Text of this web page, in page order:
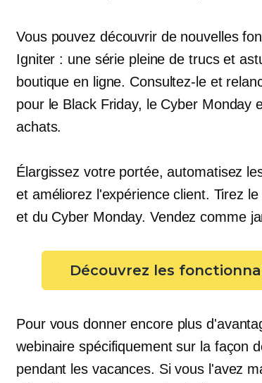
Vous pouvez découvrir de nouvelles
Igniter : une série pleine de trucs et
boutique en ligne. Consultez-le et
pour le Black Friday, le Cyber Monday
achats.
Élargissez votre portée, automatisez
et améliorez l'expérience client. Tirez
et du Cyber ​​​​Monday. Vendez comme
Découvrez les
Pour vous donner encore plus
webinaire spécifiquement sur la façon
pendant les vacances. Si vous l'avez